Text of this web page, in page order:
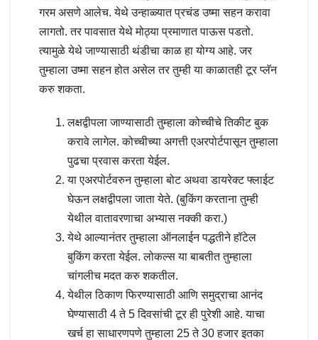
गरम असणे आलेच. येथे उन्हाळ्यात प्रचंड उष्मा सहन करावा
लागतो. तर पावसात येथे मोठ्या प्रमाणात पाऊस पडतो.
त्यामुळे येथे जाण्यासाठी थंडीचा काळ हा योग्य आहे. जर
तुम्हाला उष्मा सहन होत असेल तर तुम्ही या काळातही टूर प्लॅन
करु शकता.
लक्षद्वीपला जाण्यासाठी तुम्हाला कोच्चीचे तिकीट बुक
करावे लागेल. कोच्चीच्या अगत्ती एअरपोर्टपासून तुम्हाला
पुढचा प्रवास करता येईल.
या एअरपोर्टवरुन तुम्हाला बोट अथवा डायरेक्ट फ्लाईट
घेऊन लक्षद्वीपला जाता येते. (बुकिंग करताना तुम्ही
येथील वातावरणाचा अभ्यास नक्की करा.)
येथे आल्यानंतर तुम्हाला ऑनलाईन पद्धतीने हॉटेल
बुकिंग करता येईल. लोकल्स या बाबतीत तुम्हाला
चांगलीच मदत करु शकतील.
येथील ठिकाण फिरण्यासाठी आणि समुद्राचा आनंद
घेण्यासाठी 4 ते 5 दिवसांची टूर ही पुरेशी आहे. याचा
खर्च हा साधारणपणे तुम्हाला 25 ते 30 हजार इतका